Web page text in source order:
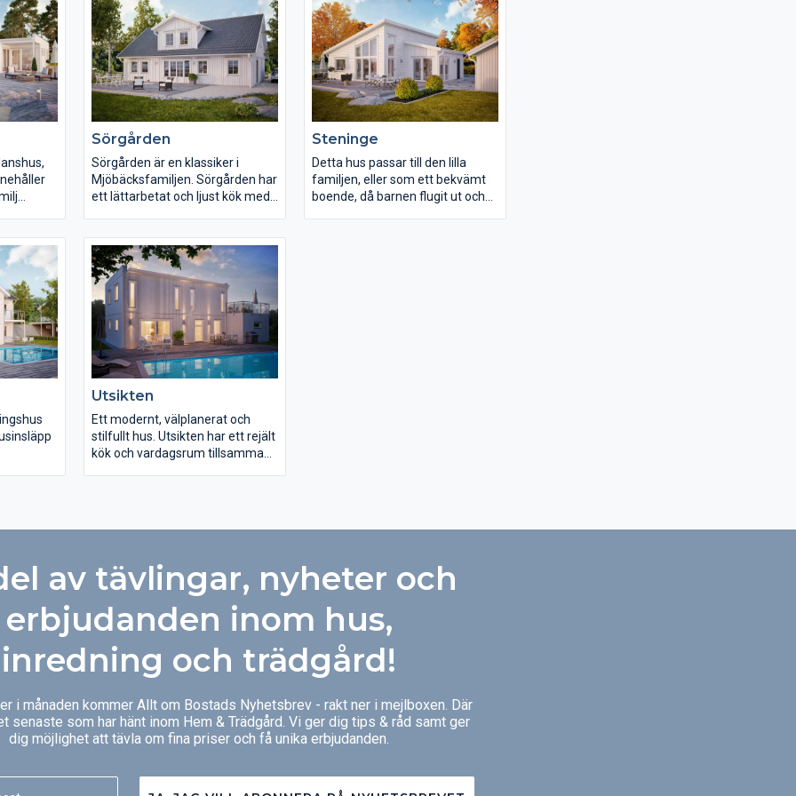
Mellan
finns de
med
Lägg
i
rena
Sörgården
Sörgården är en klassiker i
Mjöbäcksfamiljen. Sörgården har
ett lättarbetat och ljust kök med
plats för en rejäl soffgrupp.
Badavdelningen samt två
sovrum är avskilda från
aktivitetsytorna för lugn och ro.
Farstukvisten ger skydd för regn,
samtidigt som den skapar ett
karaktäristiskt utseende som
kännetecknar denna praktiska
och omtyckta villa.
Steninge
Detta hus passar till den lilla
familjen, eller som ett bekvämt
boende, då barnen flugit ut och
till
Utsikten
Ett modernt, välplanerat och
stilfullt hus. Utsikten har ett rejält
kök och vardagsrum tillsammans
tvättstuga. Från den generöst
tilltagna balkongen på carporten
kan man njuta av en fantastisk
utsikt.
av tävlingar, nyheter och
erbjudanden inom hus,
inredning och trädgård!
i månaden kommer Allt om Bostads Nyhetsbrev - rakt ner i mejlboxen. Där
senaste som har hänt inom Hem & Trädgård. Vi ger dig tips & råd samt ger
dig möjlighet att tävla om fina priser och få unika erbjudanden.